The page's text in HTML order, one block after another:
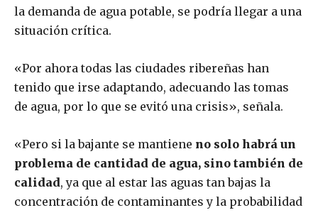
la demanda de agua potable, se podría llegar a una
situación crítica.
«Por ahora todas las ciudades ribereñas han
tenido que irse adaptando, adecuando las tomas
de agua, por lo que se evitó una crisis», señala.
«Pero si la bajante se mantiene no solo habrá un
problema de cantidad de agua, sino también de
calidad, ya que al estar las aguas tan bajas la
concentración de contaminantes y la probabilidad